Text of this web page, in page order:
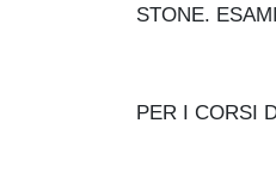
STONE.
PER I CORSI